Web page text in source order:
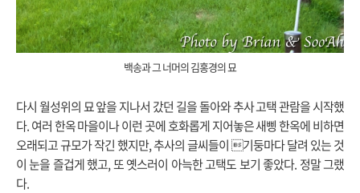
백송과 그 너머의 김홍경의 묘
다시 월성위의 묘 앞을 지나서 갔던 길을 돌아와 추사 고택 관람을 시작했
다. 여러 한옥 마을이나 이런 곳에 호화롭게 지어놓은 새삥 한옥에 비하면
오래되고 규모가 작긴 했지만, 추사의 글씨들이 기둥마다 달려 있는 것
이 눈을 즐겁게 했고, 또 옛스러이 아늑한 고택도 보기 좋았다. 정말 그랬
다.